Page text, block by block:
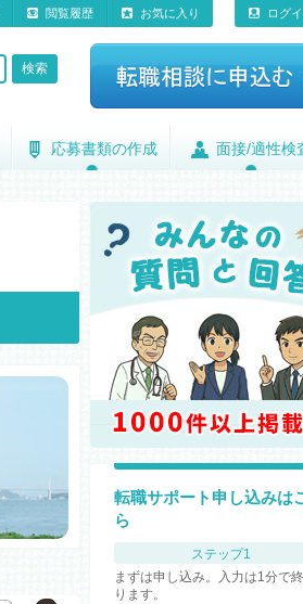
ログ
閲覧履歴 お気に入り
応募書類の作成
応募書類の作成 面接/適性検
面接/適性検
転職サポート申し込みは
ら
ステップ1
まずは申し込み。入力は1分で
ります。